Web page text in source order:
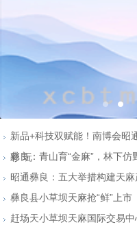
新品+科技双赋能！南博会昭
彩 玩
彝良：青山育“金麻”，林下仿
昭通彝良：五大举措构建天
彝良县小草坝天麻抢“鲜”上市
赶场天小草坝天麻国际交易